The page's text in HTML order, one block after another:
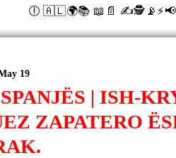
🕕 🇦🇱🌍📚 📖📄
| ISH-
ZAPATERO
19